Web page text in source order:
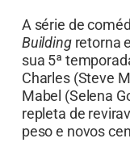
A série de
Buildingretorna
sua 5ª
Charles (Steve
Mabel (Selena
repleta de
peso e novos